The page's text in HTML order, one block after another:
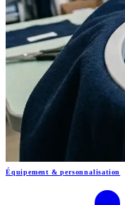
Équipement & personnalisation